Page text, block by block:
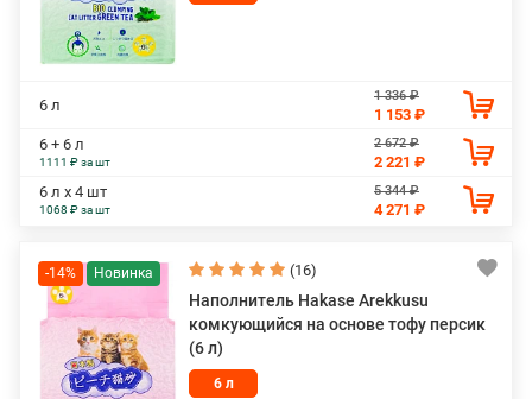
6 л
1 336 ₽
1 153 ₽
6 + 6 л
1111 ₽ за шт
2 672 ₽
2 221 ₽
6 л х 4 шт
1068 ₽ за шт
5 344 ₽
4 271 ₽
-14% (16)
Наполнитель Hakase Arekkusu
комкующийся на основе тофу персик
(6 л)
6 л